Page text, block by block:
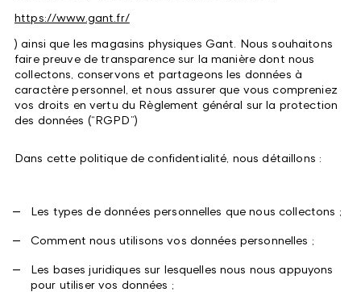
https://www.gant.fr/
) ainsi que les magasins physiques Gant. Nous souhaitons
faire preuve de transparence sur la manière dont nous
collectons, conservons et partageons les données à
caractère personnel, et nous assurer que vous compreniez
vos droits en vertu du Règlement général sur la protection
des données (“RGPD”)
Dans cette politique de confidentialité, nous détaillons :
Les types de données personnelles que nous collectons ;
Comment nous utilisons vos données personnelles ;
Les bases juridiques sur lesquelles nous nous appuyons
pour utiliser vos données ;